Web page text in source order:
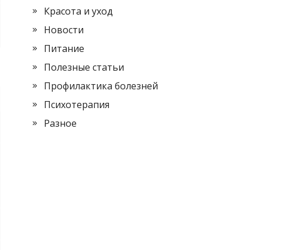
Красота и уход
Новости
Питание
Полезные статьи
Профилактика болезней
Психотерапия
Разное